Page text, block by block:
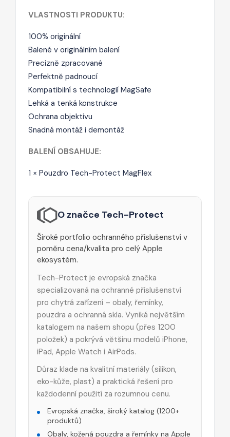
VLASTNOSTI PRODUKTU:
100% originální
Balené v originálním balení
Precizně zpracované
Perfektně padnoucí
Kompatibilní s technologií MagSafe
Lehká a tenká konstrukce
Ochrana objektivu
Snadná montáž i demontáž
BALENÍ OBSAHUJE:
1 × Pouzdro Tech-Protect MagFlex
O značce Tech-Protect
Široké portfolio ochranného příslušenství v
poměru cena/kvalita pro celý Apple
ekosystém.
Tech-Protect je evropská značka
specializovaná na ochranné příslušenství
pro chytrá zařízení – obaly, řemínky,
pouzdra a ochranná skla. Vyniká největším
katalogem na našem shopu (přes 1200
položek) a pokrývá většinu modelů iPhone,
iPad, Apple Watch i AirPods.
Důraz klade na kvalitní materiály (silikon,
eko-kůže, plast) a praktická řešení pro
každodenní použití za rozumnou cenu.
Evropská značka, široký katalog (1200+
produktů)
Obaly, kožená pouzdra a řemínky na Apple